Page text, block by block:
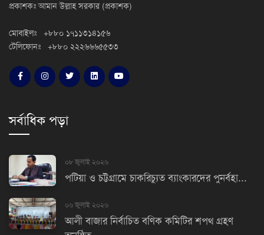
প্রকাশকঃ আমান উল্লাহ সরকার (প্রকাশক)
মোবাইলঃ +৮৮০ ১৭১১৩১৪১৫৬
টেলিফোনঃ +৮৮০ ২২২৬৬৬৫৫৩৩
সর্বাধিক পড়া
০৮ জুলাই ২০২৬
পটিয়া ও চট্টগ্রামে চাকরিচ্যুত ব্যাংকারদের পুনর্বহা...
০৬ জুলাই ২০২৬
আলী বাজার নির্বাচিত বণিক কমিটির শপথ গ্রহণ